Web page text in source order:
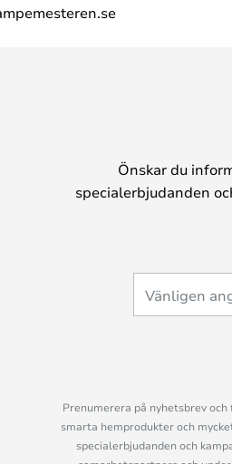
Önskar du
specialerbjudanden
Prenumerera på nyhetsbrev
smarta hemprodukter och
specialerbjudanden och